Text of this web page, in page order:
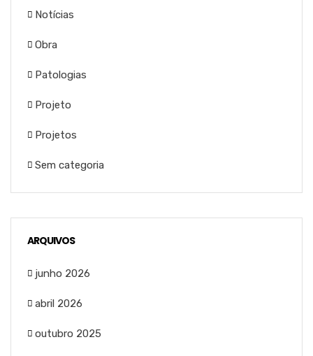
Notícias
Obra
Patologias
Projeto
Projetos
Sem categoria
ARQUIVOS
junho 2026
abril 2026
outubro 2025